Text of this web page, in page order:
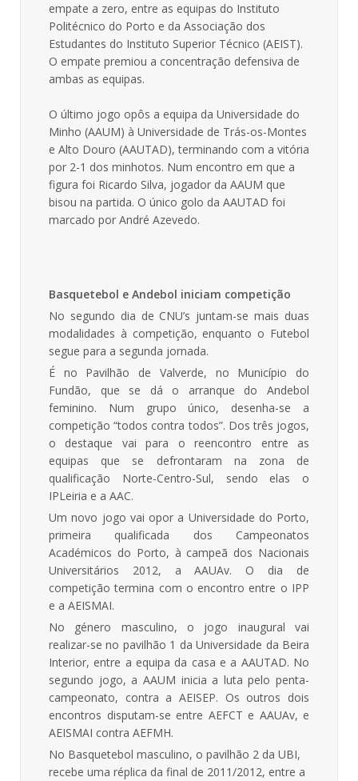
empate a zero, entre as equipas do Instituto
Politécnico do Porto e da Associação dos
Estudantes do Instituto Superior Técnico (AEIST).
O empate premiou a concentração defensiva de
ambas as equipas.
O último jogo opôs a equipa da Universidade do
Minho (AAUM) à Universidade de Trás-os-Montes
e Alto Douro (AAUTAD), terminando com a vitória
por 2-1 dos minhotos. Num encontro em que a
figura foi Ricardo Silva, jogador da AAUM que
bisou na partida. O único golo da AAUTAD foi
marcado por André Azevedo.
Basquetebol e Andebol iniciam competição
No segundo dia de CNU’s juntam-se mais duas
modalidades à competição, enquanto o Futebol
segue para a segunda jornada.
É no Pavilhão de Valverde, no Município do
Fundão, que se dá o arranque do Andebol
feminino. Num grupo único, desenha-se a
competição “todos contra todos”. Dos três jogos,
o destaque vai para o reencontro entre as
equipas que se defrontaram na zona de
qualificação Norte-Centro-Sul, sendo elas o
IPLeiria e a AAC.
Um novo jogo vai opor a Universidade do Porto,
primeira qualificada dos Campeonatos
Académicos do Porto, à campeã dos Nacionais
Universitários 2012, a AAUAv. O dia de
competição termina com o encontro entre o IPP
e a AEISMAI.
No género masculino, o jogo inaugural vai
realizar-se no pavilhão 1 da Universidade da Beira
Interior, entre a equipa da casa e a AAUTAD. No
segundo jogo, a AAUM inicia a luta pelo penta-
campeonato, contra a AEISEP. Os outros dois
encontros disputam-se entre AEFCT e AAUAv, e
AEISMAI contra AEFMH.
No Basquetebol masculino, o pavilhão 2 da UBI,
recebe uma réplica da final de 2011/2012, entre a